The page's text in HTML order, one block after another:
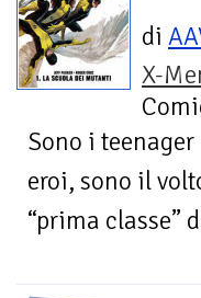
di
X-
Sono i
eroi, sono il
“prima classe”